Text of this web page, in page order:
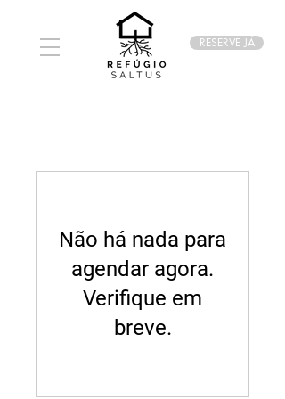
RESERVE JÁ
Não há nada para
agendar agora.
Verifique em
breve.